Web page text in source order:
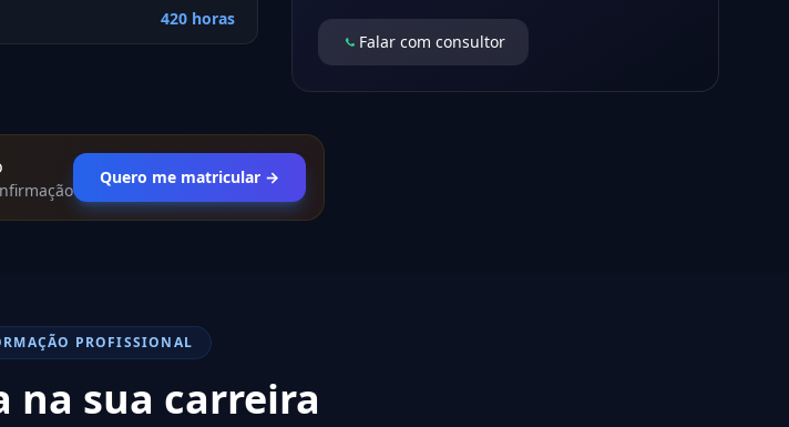
420 horas
Falar com consultor
Quero me matricular →
PROFISSIONAL
na sua carreira